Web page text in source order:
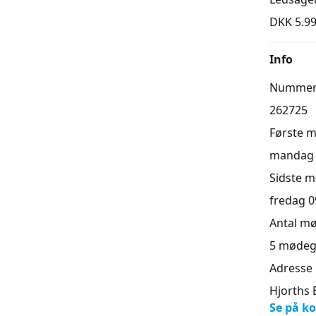
maleri
proces,
klarere
ugens
og
DKK
Info
262725
Første
mandag
Sidste
fredag
Antal
5
Adresse
Hjorths
Se på